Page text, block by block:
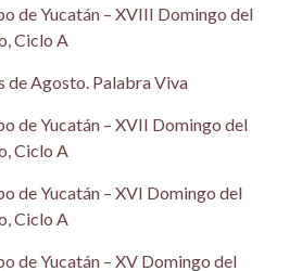
de Yucatán – XVIII Domingo del
Ciclo A
de Agosto. Palabra Viva
de Yucatán – XVII Domingo del
Ciclo A
de Yucatán – XVI Domingo del
Ciclo A
de Yucatán – XV Domingo del